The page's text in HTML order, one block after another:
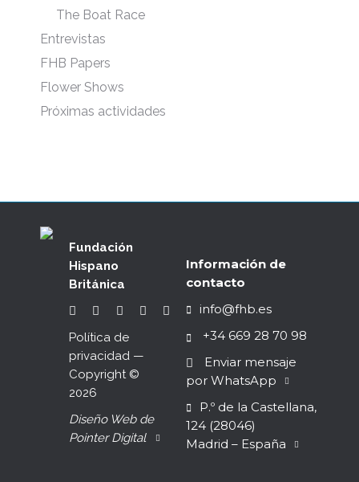
The Boat Race
Entrevistas
FHB Papers
Flower Shows
Próximas actividades
Fundación
Hispano
Británica
Política de
privacidad —
Copyright ©
2026
Diseño Web de
Pointer Digital
Información de
contacto
info@fhb.es
+34 669 28 70 98
Enviar mensaje
por WhatsApp
P.º de la Castellana,
124 (28046)
Madrid – España